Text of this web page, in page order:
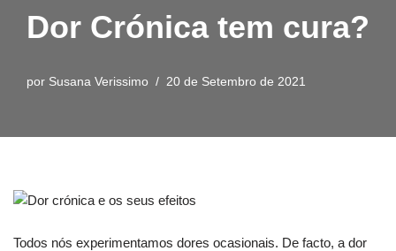
Dor Crónica tem cura?
por Susana Verissimo 20 de Setembro de 2021
Todos nós experimentamos dores ocasionais. De facto, a dor